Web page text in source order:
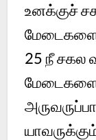
உனக்குச்
25 நீ சகல